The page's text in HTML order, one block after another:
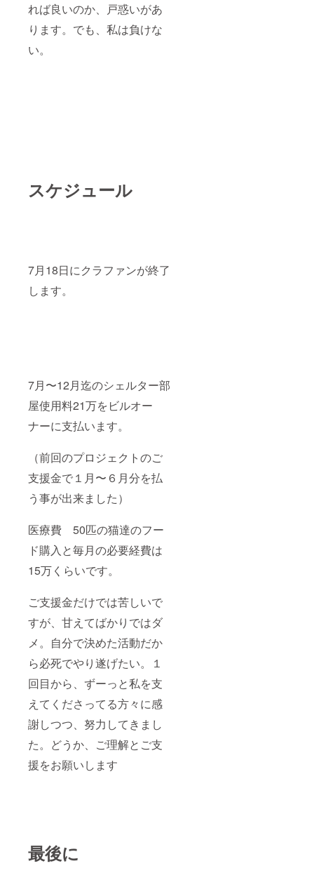
れば良いのか、戸惑いがあ
ります。でも、私は負けな
い。
スケジュール
7月18日にクラファンが終了
します。
7月〜12月迄のシェルター部
屋使用料21万をビルオー
ナーに支払います。
（前回のプロジェクトのご
支援金で１月〜６月分を払
う事が出来ました）
医療費 50匹の猫達のフー
ド購入と毎月の必要経費は
15万くらいです。
ご支援金だけでは苦しいで
すが、甘えてばかりではダ
メ。自分で決めた活動だか
ら必死でやり遂げたい。１
回目から、ずーっと私を支
えてくださってる方々に感
謝しつつ、努力してきまし
た。どうか、ご理解とご支
援をお願いします
最後に